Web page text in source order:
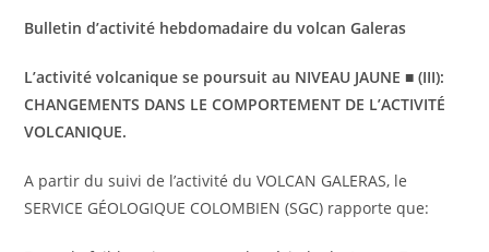
Bulletin d’activité hebdomadaire du volcan Galeras
L’activité volcanique se poursuit au NIVEAU JAUNE ■ (III):
CHANGEMENTS DANS LE COMPORTEMENT DE L’ACTIVITÉ
VOLCANIQUE.
A partir du suivi de l’activité du VOLCAN GALERAS, le
SERVICE GÉOLOGIQUE COLOMBIEN (SGC) rapporte que: